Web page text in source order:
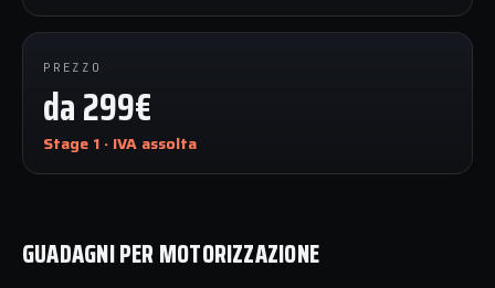
PREZZO
da 299€
Stage 1 · IVA assolta
GUADAGNI PER MOTORIZZAZIONE